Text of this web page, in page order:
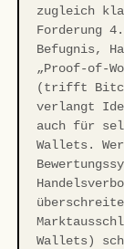
zugleich
Forderung
Befugnis,
„Proof-of-
(trifft
verlangt
auch für
Wallets.
Wallets)